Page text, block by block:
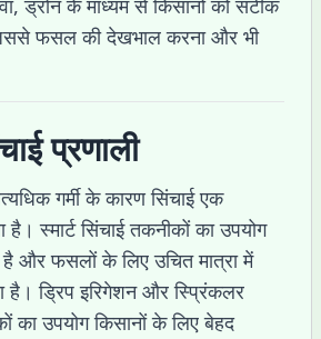
ड्रोन के माध्यम से किसानों को सटीक
फसल की देखभाल करना और भी
प्रणाली
गर्मी के कारण सिंचाई एक
है। स्मार्ट सिंचाई तकनीकों का उपयोग
है और फसलों के लिए उचित मात्रा में
है। ड्रिप इरिगेशन और स्प्रिंकलर
का उपयोग किसानों के लिए बेहद